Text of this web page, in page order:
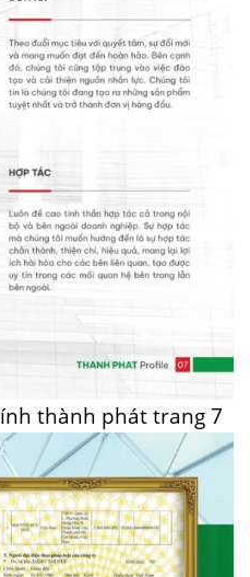
thành phát trang 7